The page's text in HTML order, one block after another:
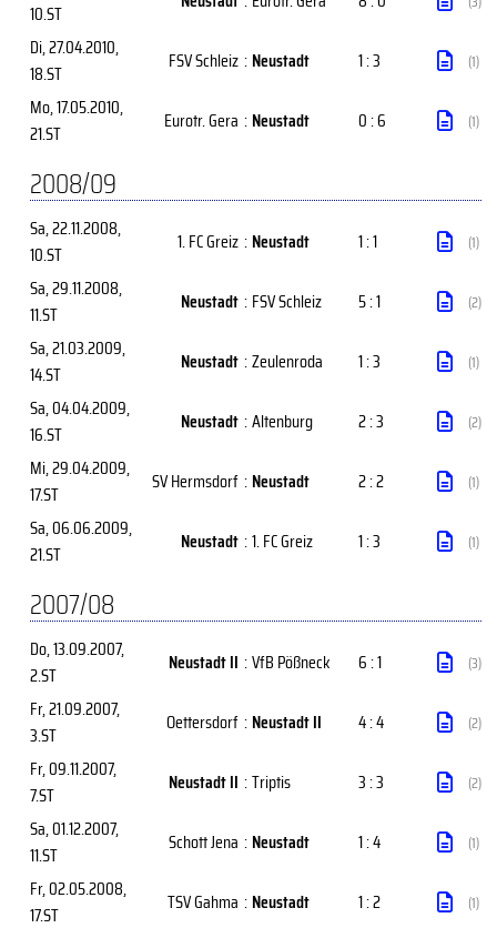
10.ST
Di, 27.04.2010,
18.ST
FSV Schleiz : Neustadt 1 : 3 (1)
Mo, 17.05.2010,
21.ST
Eurotr. Gera : Neustadt 0 : 6 (1)
2008/09
Sa, 22.11.2008,
10.ST
1. FC Greiz : Neustadt 1 : 1 (1)
Sa, 29.11.2008,
11.ST
Neustadt : FSV Schleiz 5 : 1 (2)
Sa, 21.03.2009,
14.ST
Neustadt :Zeulenroda 1 : 3 (1)
Sa, 04.04.2009,
16.ST
Neustadt :Altenburg 2 : 3 (2)
Mi, 29.04.2009,
17.ST
SV Hermsdorf : Neustadt 2 : 2 (1)
Sa, 06.06.2009,
21.ST
Neustadt :1. FC Greiz 1 : 3 (1)
2007/08
Do, 13.09.2007,
2.ST
Neustadt II :VfB Pößneck 6 : 1 (3)
Fr, 21.09.2007,
3.ST
Oettersdorf : Neustadt II 4 : 4 (2)
Fr, 09.11.2007,
7.ST
Neustadt II :Triptis 3 : 3 (2)
Sa, 01.12.2007,
11.ST
Schott Jena : Neustadt 1 : 4 (1)
Fr, 02.05.2008,
17.ST
TSV Gahma : Neustadt 1 : 2 (1)